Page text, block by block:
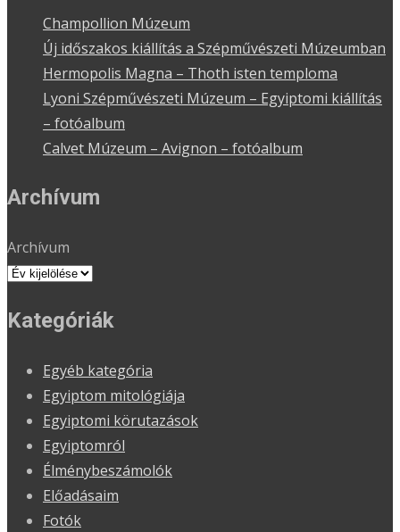
Champollion Múzeum
Új időszakos kiállítás a Szépművészeti Múzeumban
Hermopolis Magna – Thoth isten temploma
Lyoni Szépművészeti Múzeum – Egyiptomi kiállítás
– fotóalbum
Calvet Múzeum – Avignon – fotóalbum
Archívum
Archívum
Kategóriák
Egyéb kategória
Egyiptom mitológiája
Egyiptomi körutazások
Egyiptomról
Élménybeszámolók
Előadásaim
Fotók